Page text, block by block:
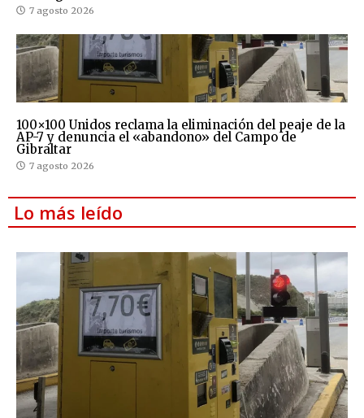
7 agosto 2026
100×100 Unidos reclama la eliminación del peaje de la
AP-7 y denuncia el «abandono» del Campo de
Gibraltar
7 agosto 2026
Lo más leído